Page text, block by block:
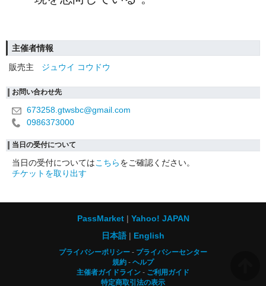
主催者情報
販売主
ジュウイ コウドウ
お問い合わせ先
673258.gtwsbc@gmail.com
0986373000
当日の受付について
当日の受付についてはこちらをご確認ください。
チケットを取り出す
PassMarket
Yahoo! JAPAN
日本語
English
プライバシーポリシー
プライバシーセンター
規約
ヘルプ
主催者ガイドライン
ご利用ガイド
特定商取引法の表示